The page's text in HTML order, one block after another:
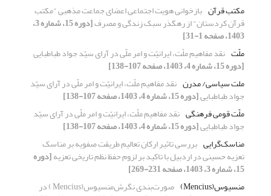
مکتب قرآن بازخوانی هویت اجتماعی اعضای جماعت مذهبی "مکتب
قرآن کردستان" از رهگذر سبک زندگی و مصرف [دوره 15، شماره 3،
1403، صفحه 1-31]
ملّت نقد مفاهیم ملّت، ایرانیّت و امر ملّی در آرای سیّد جواد طباطبایی
[دوره 15، شماره 4، 1403، صفحه 107-138]
ملت سیاسی/ مدرن نقد مفاهیم ملّت، ایرانیّت و امر ملّی در آرای سیّد
جواد طباطبایی[دوره 15، شماره 4، 1403، صفحه 107-138]
ملّت قومی فرهنگی نقد مفاهیم ملّت، ایرانیّت و امر ملّی در آرای سیّد
جواد طباطبایی[دوره 15، شماره 4، 1403، صفحه 107-138]
مناسک‌گرایی بررسی تاثیر ارکان تعالیم طریقت صفویه بر مناسک
تعزیه حسینی در اردبیل با تاکید بر لزوم حفظ نظم تاریخی تعزیه[دوره
15، شماره 3، 1403، صفحه 231-269]
منسیوس(‌Mencius)
صورت‌بندی نگرش‌منسیوس(Mencius ) در